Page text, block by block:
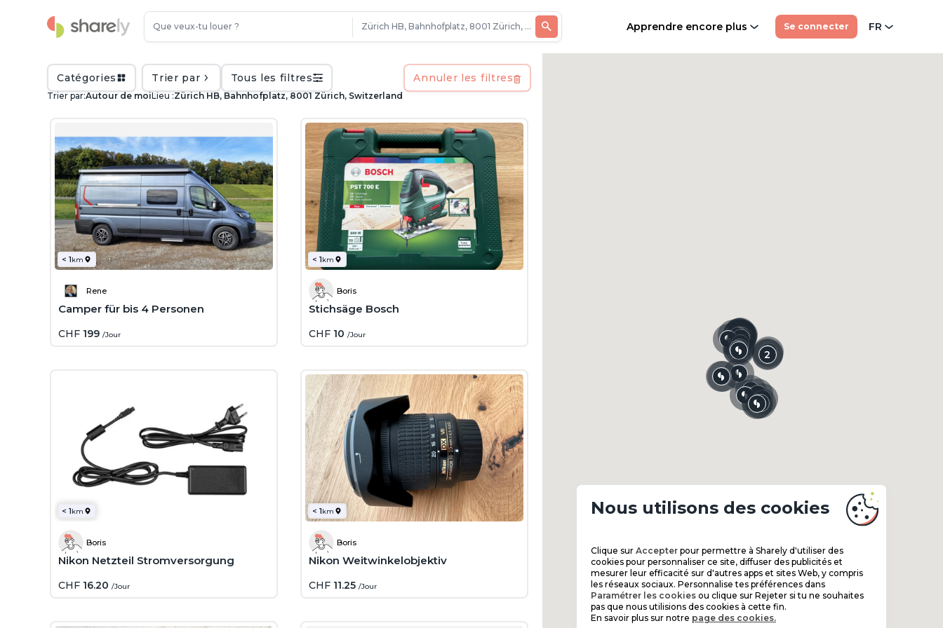
Apprendre encore plus Se connecter FR
Nous utilisons des cookies
Clique sur Accepter pour permettre à Sharely d'utiliser des
cookies pour personnaliser ce site, diffuser des publicités et
mesurer leur efficacité sur d'autres apps et sites Web, y compris
les réseaux sociaux. Personnalise tes préférences dans
Paramétrer les cookies ou clique sur Rejeter si tu ne souhaites
pas que nous utilisions des cookies à cette fin.
En savoir plus sur notre page des cookies.
Catégories Trier par Tous les filtres Annuler les filtres
Trier par:Autour de moiLieu :Zürich HB, Bahnhofplatz, 8001 Zürich, Switzerland
< 1km
Rene
Camper für bis 4 Personen
CHF 199 /Jour
< 1km
Boris
Stichsäge Bosch
CHF 10 /Jour
< 1km
Boris
Nikon Netzteil Stromversorgung
CHF 16.20 /Jour
< 1km
Boris
Nikon Weitwinkelobjektiv
CHF 11.25 /Jour
3
2
3
2
4
3
4
3
4
2
3
2
2
2
18
2